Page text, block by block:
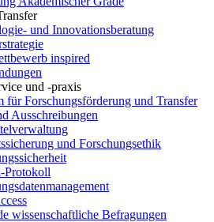
und Innovationsberatung
inspired
und -praxis
für Forschungsförderung und Transfer
Ausschreibungen
und Forschungsethik
Protokoll
wissenschaftliche Befragungen